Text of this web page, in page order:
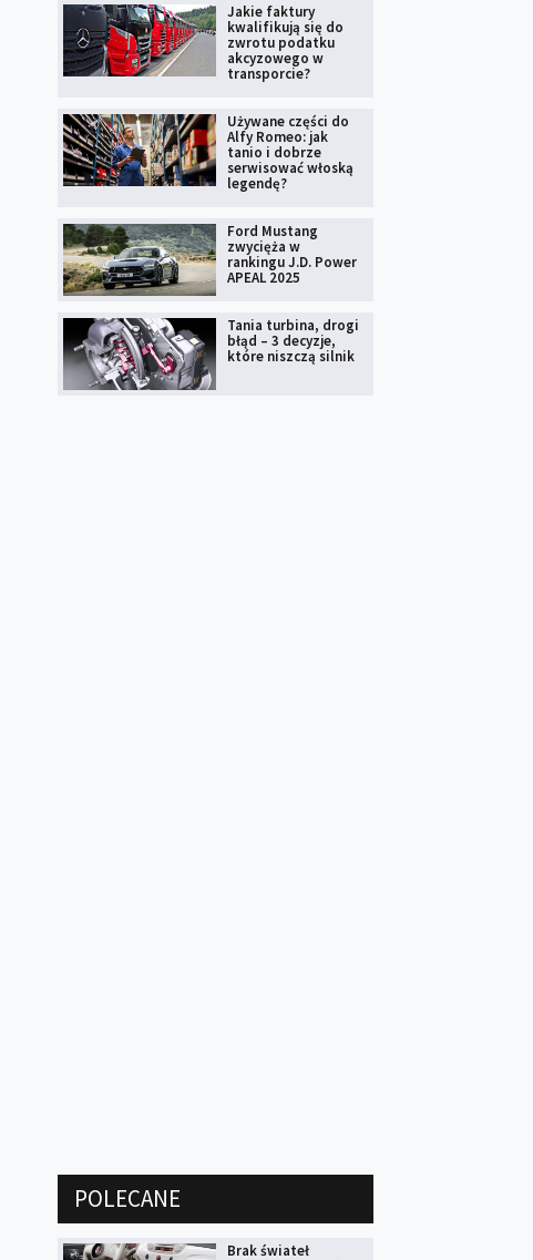
Jakie faktury
kwalifikują się do
zwrotu podatku
akcyzowego w
transporcie?
Używane części do
Alfy Romeo: jak
tanio i dobrze
serwisować włoską
legendę?
Ford Mustang
zwycięża w
rankingu J.D. Power
APEAL 2025
Tania turbina, drogi
błąd – 3 decyzje,
które niszczą silnik
POLECANE
Brak świateł